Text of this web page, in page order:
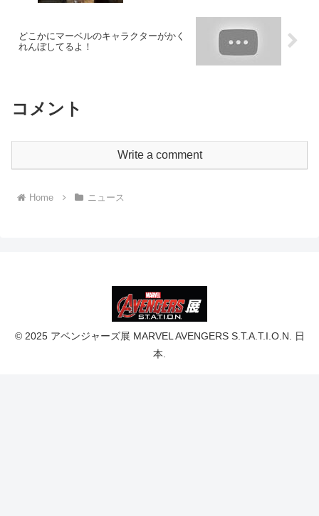
どこかにマーベルのキャラクターがかく
れんぼしてるよ！
コメント
Write a comment
Home ニュース
© 2025 アベンジャーズ展 MARVEL AVENGERS S.T.A.T.I.O.N. 日
本.